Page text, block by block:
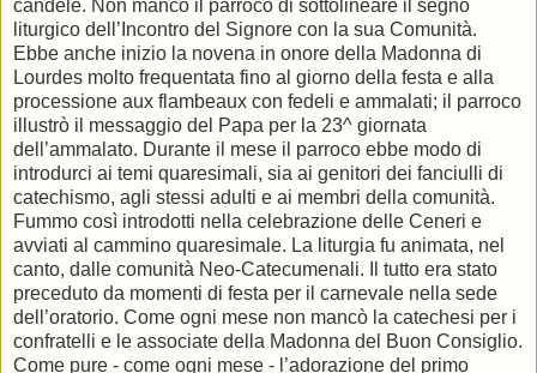
candele. Non mancò il parroco di sottolineare il segno
liturgico dell’Incontro del Signore con la sua Comunità.
Ebbe anche inizio la novena in onore della Madonna di
Lourdes molto frequentata fino al giorno della festa e alla
processione aux flambeaux con fedeli e ammalati; il parroco
illustrò il messaggio del Papa per la 23^ giornata
dell’ammalato. Durante il mese il parroco ebbe modo di
introdurci ai temi quaresimali, sia ai genitori dei fanciulli di
catechismo, agli stessi adulti e ai membri della comunità.
Fummo così introdotti nella celebrazione delle Ceneri e
avviati al cammino quaresimale. La liturgia fu animata, nel
canto, dalle comunità Neo-Catecumenali. Il tutto era stato
preceduto da momenti di festa per il carnevale nella sede
dell’oratorio. Come ogni mese non mancò la catechesi per i
confratelli e le associate della Madonna del Buon Consiglio.
Come pure - come ogni mese - l’adorazione del primo